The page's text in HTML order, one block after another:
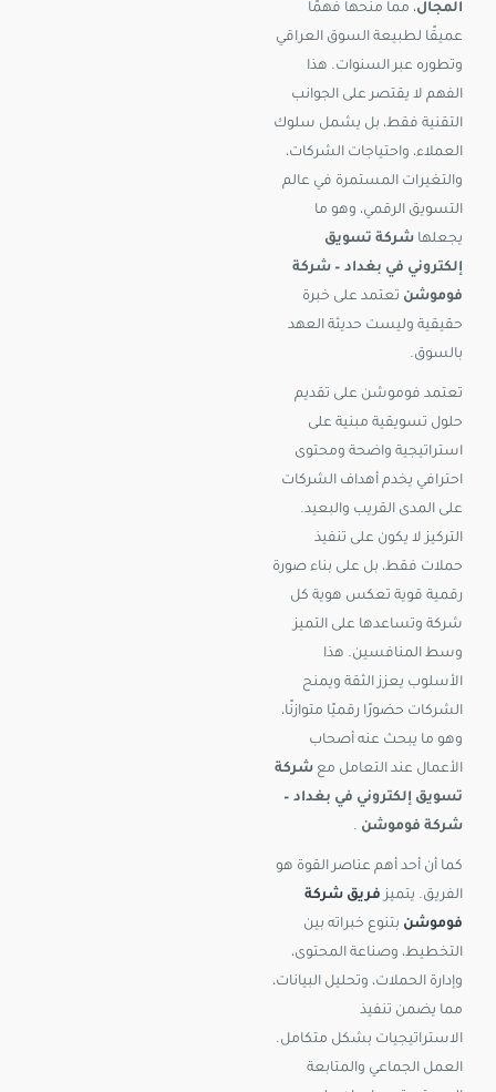
المجال، مما منحها فهمًا
عميقًا لطبيعة السوق العراقي
وتطوره عبر السنوات. هذا
الفهم لا يقتصر على الجوانب
التقنية فقط، بل يشمل سلوك
العملاء، واحتياجات الشركات،
والتغيرات المستمرة في عالم
التسويق الرقمي، وهو ما
يجعلها شركة تسويق
إلكتروني في بغداد – شركة
فوموشن تعتمد على خبرة
حقيقية وليست حديثة العهد
بالسوق.
تعتمد فوموشن على تقديم
حلول تسويقية مبنية على
استراتيجية واضحة ومحتوى
احترافي يخدم أهداف الشركات
على المدى القريب والبعيد.
التركيز لا يكون على تنفيذ
حملات فقط، بل على بناء صورة
رقمية قوية تعكس هوية كل
شركة وتساعدها على التميز
وسط المنافسين. هذا
الأسلوب يعزز الثقة ويمنح
الشركات حضورًا رقميًا متوازنًا،
وهو ما يبحث عنه أصحاب
الأعمال عند التعامل مع شركة
تسويق إلكتروني في بغداد –
شركة فوموشن .
كما أن أحد أهم عناصر القوة هو
الفريق. يتميزفريق شركة
فوموشن بتنوع خبراته بين
التخطيط، وصناعة المحتوى،
وإدارة الحملات، وتحليل البيانات،
مما يضمن تنفيذ
الاستراتيجيات بشكل متكامل.
العمل الجماعي والمتابعة